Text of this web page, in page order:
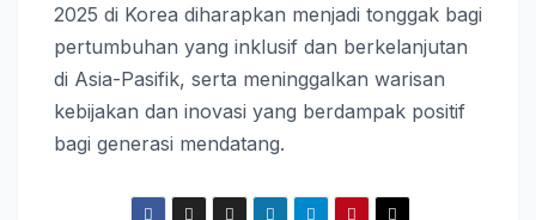
2025 di Korea diharapkan menjadi tonggak bagi
pertumbuhan yang inklusif dan berkelanjutan
di Asia-Pasifik, serta meninggalkan warisan
kebijakan dan inovasi yang berdampak positif
bagi generasi mendatang.